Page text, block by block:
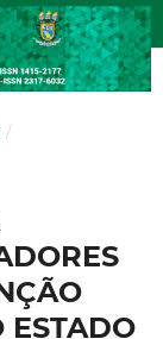
/
ESTADO